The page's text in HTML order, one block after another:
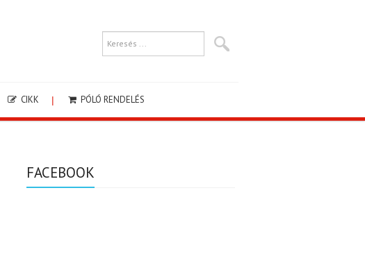
CIKK PÓLÓ RENDELÉS
FACEBOOK